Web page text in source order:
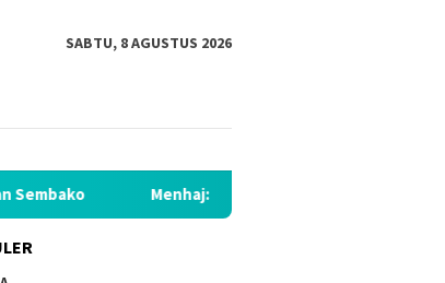
SABTU, 8 AGUSTUS 2026
Menhaj: IKLHI 2026 Buktikan Peningkatan